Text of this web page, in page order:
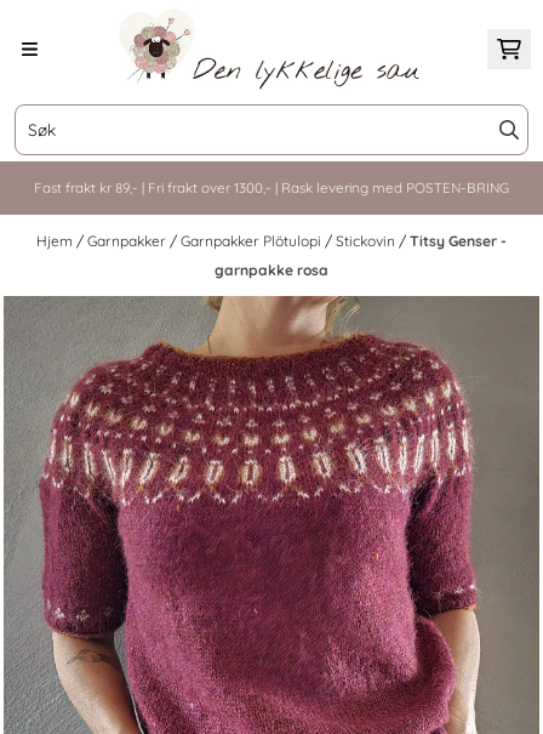
Fast frakt kr 89,- | Fri frakt over 1300,- | Rask levering med POSTEN-BRING
Hjem / Garnpakker / Garnpakker Plötulopi / Stickovin / Titsy Genser -
garnpakke rosa